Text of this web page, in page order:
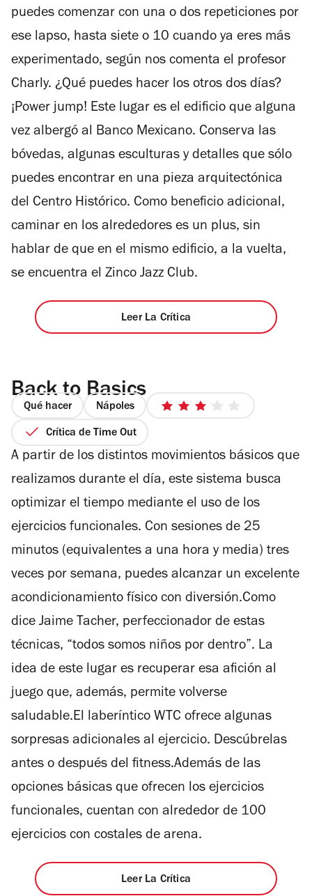
puedes comenzar con una o dos repeticiones por
ese lapso, hasta siete o 10 cuando ya eres más
experimentado, según nos comenta el profesor
Charly. ¿Qué puedes hacer los otros dos días?
¡Power jump! Este lugar es el edificio que alguna
vez albergó al Banco Mexicano. Conserva las
bóvedas, algunas esculturas y detalles que sólo
puedes encontrar en una pieza arquitectónica
del Centro Histórico. Como beneficio adicional,
caminar en los alrededores es un plus, sin
hablar de que en el mismo edificio, a la vuelta,
se encuentra el Zinco Jazz Club.
Leer La Crítica
Back to Basics
Qué hacer Nápoles
3
Crítica de Time Out
A partir de los distintos movimientos básicos que
realizamos durante el día, este sistema busca
optimizar el tiempo mediante el uso de los
ejercicios funcionales. Con sesiones de 25
minutos (equivalentes a una hora y media) tres
veces por semana, puedes alcanzar un excelente
acondicionamiento físico con diversión.Como
dice Jaime Tacher, perfeccionador de estas
técnicas, “todos somos niños por dentro”. La
idea de este lugar es recuperar esa afición al
juego que, además, permite volverse
saludable.El laberíntico WTC ofrece algunas
sorpresas adicionales al ejercicio. Descúbrelas
antes o después del fitness.Además de las
opciones básicas que ofrecen los ejercicios
funcionales, cuentan con alrededor de 100
ejercicios con costales de arena.
Leer La Crítica